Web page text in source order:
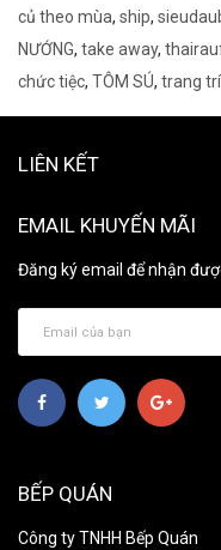
củ theo mùa, ship,
NƯỚNG, take away,
chức tiệc, TÔM SÚ, trang
LIÊN KẾT
EMAIL KHUYẾN MÃI
Đăng ký email để nhận
BẾP QUÁN
Công ty TNHH Bếp Quán